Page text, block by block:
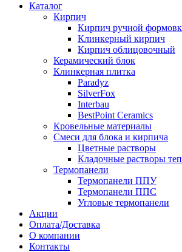
Каталог
Кирпич
Кирпич ручной
Клинкерный кирпич
Кирпич облицовочный
Керамический блок
Клинкерная плитка
Paradyz
SilverFox
Interbau
BestPoint Ceramics
Кровельные материалы
Смеси для блока и кирпича
Цветные растворы
Кладочные растворы
Термопанели
Термопанели ППУ
Термопанели ППС
Угловые термопанели
Акции
Оплата/Доставка
О компании
Контакты